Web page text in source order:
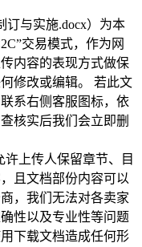
订与实施.docx）为本
交易模式，作为网
内容的表现方式做保
修改或编辑。 若此文
系右侧客服图标，依
核实后我们会立即删
许上传人保留章节、目
且文档部份内容可以
，我们无法对各卖家
性以及专业性等问题
下载文档造成任何形